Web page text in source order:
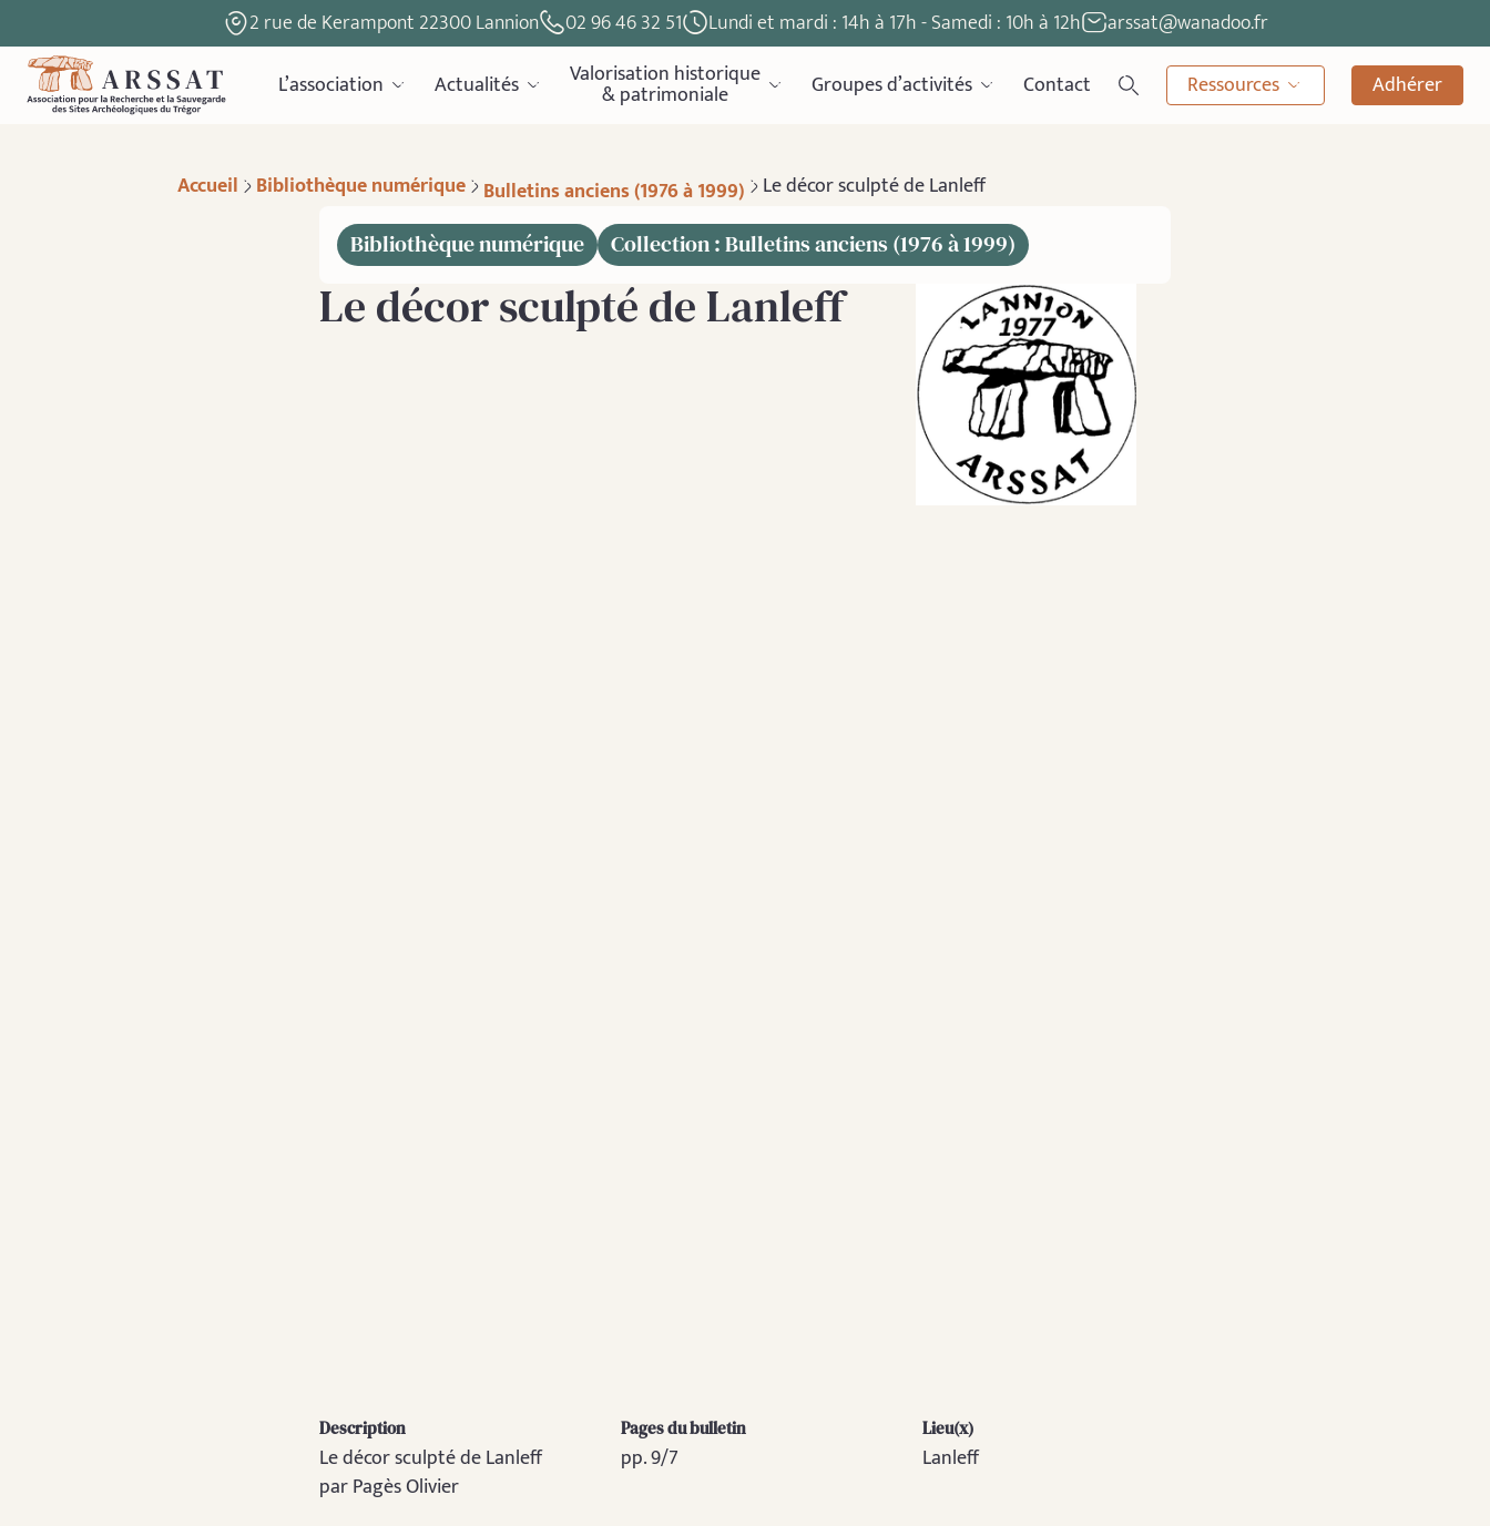
2 rue de Kerampont 22300 Lannion 02 96 46 32 51 Lundi et mardi : 14h à 17h - Samedi : 10h à 12h
arssat@wanadoo.fr
L’association
Actualités Valorisation historique
& patrimoniale Groupes d’activités Contact Ressources Adhérer
Accueil Bibliothèque numérique Bulletins anciens (1976 à 1999) Le décor sculpté de Lanleff
Bibliothèque numérique Collection : Bulletins anciens (1976 à 1999)
Le décor sculpté de Lanleff
Description
Le décor sculpté de Lanleff
par Pagès Olivier
Pages du bulletin
pp. 9/7
Lieu(x)
Lanleff